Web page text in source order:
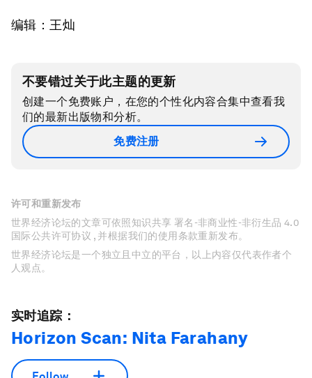
编辑：王灿
不要错过关于此主题的更新
创建一个免费账户，在您的个性化内容合集中查看我
们的最新出版物和分析。
免费注册
许可和重新发布
世界经济论坛的文章可依照知识共享 署名-非商业性-非衍生品 4.0
国际公共许可协议 , 并根据我们的使用条款重新发布。
世界经济论坛是一个独立且中立的平台，以上内容仅代表作者个
人观点。
实时追踪：
Horizon Scan: Nita Farahany